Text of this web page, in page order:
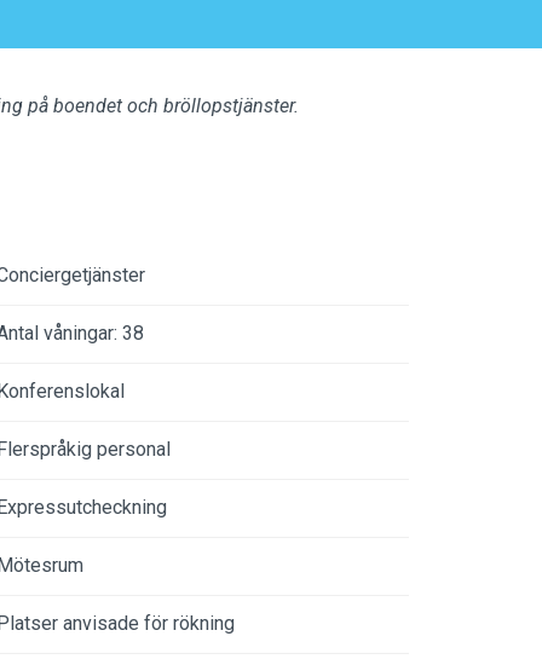
på boendet och bröllopstjänster.
våningar: 38
personal
anvisade för rökning